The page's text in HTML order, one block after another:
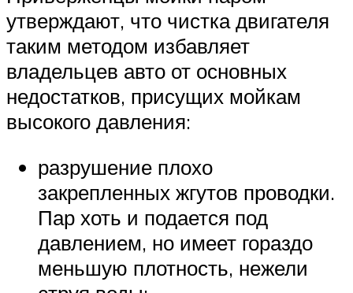
утверждают, что чистка двигателя
таким методом избавляет
владельцев авто от основных
недостатков, присущих мойкам
высокого давления:
разрушение плохо
закрепленных жгутов проводки.
Пар хоть и подается под
давлением, но имеет гораздо
меньшую плотность, нежели